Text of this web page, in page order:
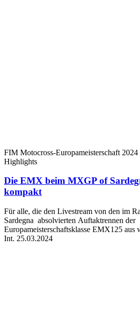
FIM Motocross-Europameisterschaft
Highlights
Die EMX beim MXGP of
kompakt
Für alle, die den Livestream von den im
Sardegna absolvierten Auftaktrennen der
Europameisterschaftsklasse EMX125 aus
Int. 25.03.2024